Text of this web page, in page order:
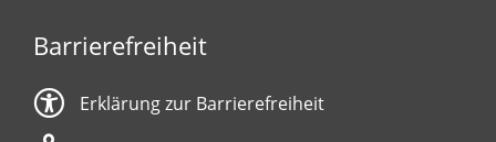
Barrierefreiheit
Erklärung zur Barrierefreiheit